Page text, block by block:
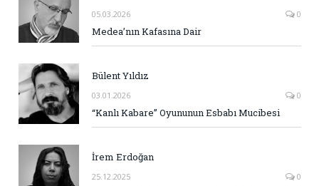
05.03.2026 0
Medea’nın Kafasına Dair
Bülent Yıldız
03.01.2026 0
“Kanlı Kabare” Oyununun Esbabı Mucibesi
İrem Erdoğan
25.12.2025 0